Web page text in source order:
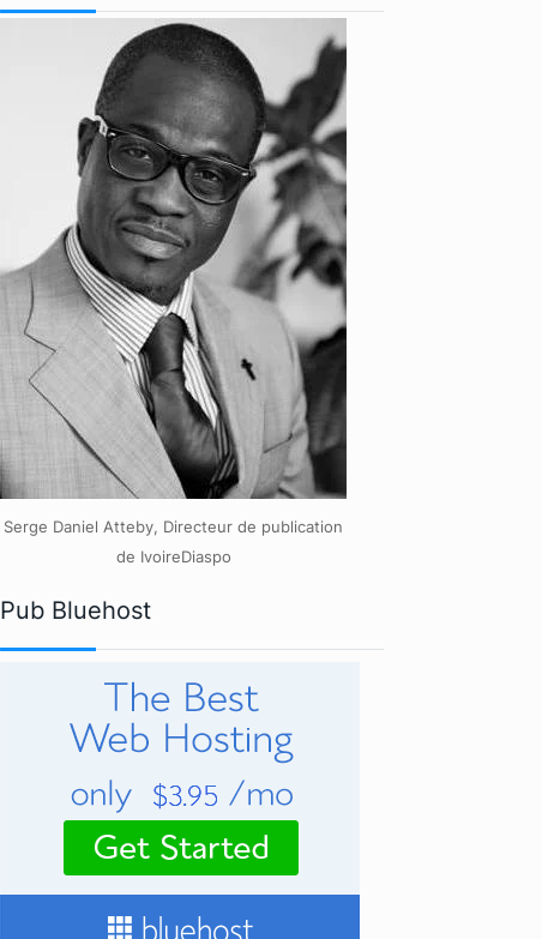
Serge Daniel Atteby, Directeur de publication
de IvoireDiaspo
Pub Bluehost